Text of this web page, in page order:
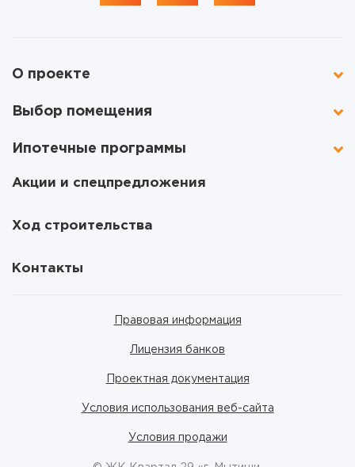
О проекте
Выбор помещения
Ипотечные программы
Акции и спецпредложения
Ход строительства
Контакты
Правовая информация
Лицензия банков
Проектная документация
Условия использования веб-сайта
Условия продажи